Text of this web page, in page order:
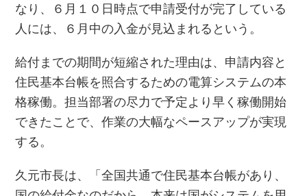
なり、６月１０日時点で申請受付が完了している
人には、６月中の入金が見込まれるという。
給付までの期間が短縮された理由は、申請内容と
住民基本台帳を照合するための電算システムの本
格稼働。担当部署の尽力で予定より早く稼働開始
できたことで、作業の大幅なペースアップが実現
する。
久元市長は、「全国共通で住民基本台帳があり、